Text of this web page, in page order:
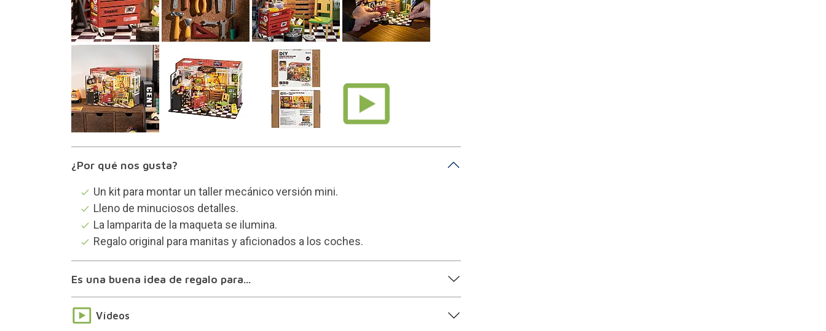
¿Por qué nos gusta?
Un kit para montar un taller mecánico versión mini.
Lleno de minuciosos detalles.
La lamparita de la maqueta se ilumina.
Regalo original para manitas y aficionados a los coches.
Es una buena idea de regalo para...
Vídeos